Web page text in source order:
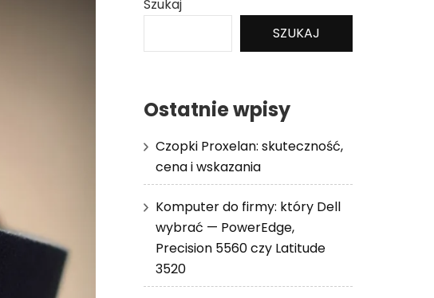
Szukaj
SZUKAJ
Ostatnie wpisy
Czopki Proxelan: skuteczność,
cena i wskazania
Komputer do firmy: który Dell
wybrać — PowerEdge,
Precision 5560 czy Latitude
3520